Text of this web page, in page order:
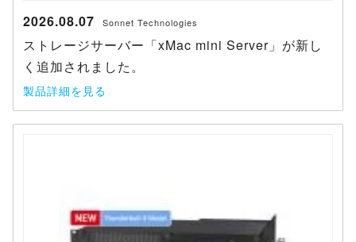
2026.08.07 Sonnet Technologies
ストレージサーバー「xMac mini Server」が新し
く追加されました。
製品詳細を見る